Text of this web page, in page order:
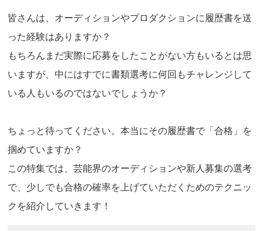
皆さんは、オーディションやプロダクションに履歴書を送
った経験はありますか？
もちろんまだ実際に応募をしたことがない方もいるとは思
いますが、中にはすでに書類選考に何回もチャレンジして
いる人もいるのではないでしょうか？
ちょっと待ってください。本当にその履歴書で「合格」を
掴めていますか？
この特集では、芸能界のオーディションや新人募集の選考
で、少しでも合格の確率を上げていただくためのテクニッ
クを紹介していきます！